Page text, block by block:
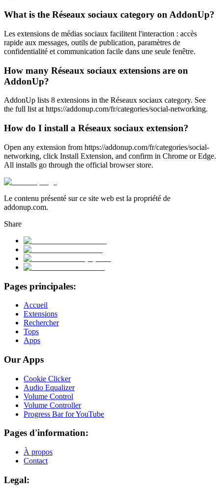
What is the Réseaux sociaux category on AddonUp?
Les extensions de médias sociaux facilitent l'interaction : accès
rapide aux messages, outils de publication, paramètres de
confidentialité et communication facile dans une seule fenêtre.
How many Réseaux sociaux extensions are on
AddonUp?
AddonUp lists 8 extensions in the Réseaux sociaux category. See
the full list at https://addonup.com/fr/categories/social-networking.
How do I install a Réseaux sociaux extension?
Open any extension from https://addonup.com/fr/categories/social-
networking, click Install Extension, and confirm in Chrome or Edge.
All installs go through the official browser store.
Le contenu présenté sur ce site web est la propriété de
addonup.com.
Share
Pages principales:
Accueil
Extensions
Rechercher
Tops
Apps
Our Apps
Cookie Clicker
Audio Equalizer
Volume Control
Volume Controller
Progress Bar for YouTube
Pages d'information:
À propos
Contact
Legal: